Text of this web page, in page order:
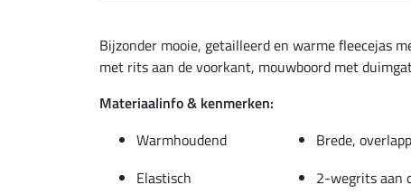
Bijzonder mooie, getailleerd en warme fleecejas
met rits aan de voorkant, mouwboord met
Materiaalinfo & kenmerken:
Warmhoudend
Brede,
Elastisch
2-wegrits aan